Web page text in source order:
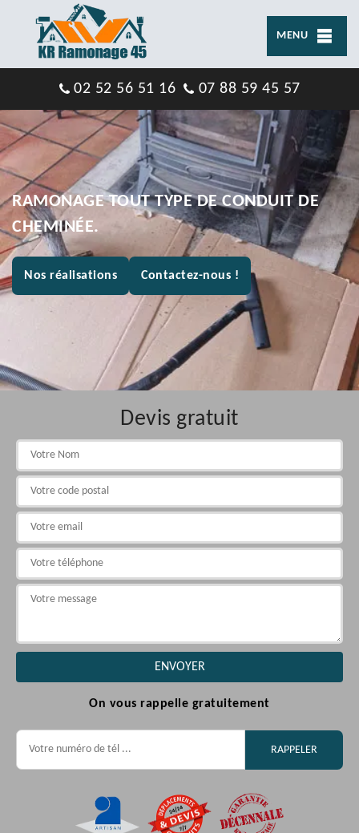
MENU
02 52 56 51 16 07 88 59 45 57
RAMONAGE TOUT TYPE DE CONDUIT DE
CHEMINÉE.
Nos réalisations Contactez-nous !
Devis gratuit
On vous rappelle gratuitement